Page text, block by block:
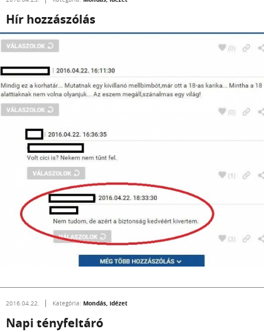
Hír hozzászólás
2016.04.22. Kategória: Mondás, idézet
Napi tényfeltáró